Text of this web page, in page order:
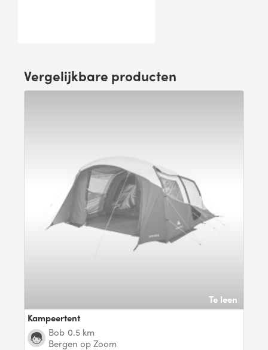
Vergelijkbare producten
Te leen
Kampeertent
Bob 0.5 km
Bergen op Zoom